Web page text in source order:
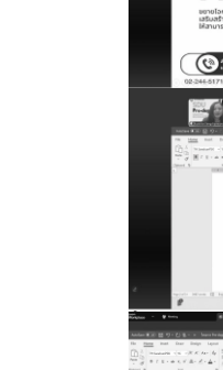
ปรัชญา
ระบบแล
รายงาน
รายงา
รายงาน
รายงาน
รายงาน
รายชื่อผู้
รายวิชาเ